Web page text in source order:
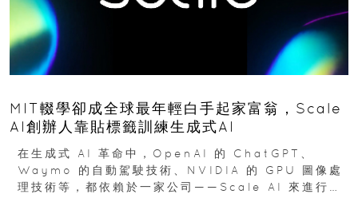
MIT輟學卻成全球最年輕白手起家富翁，Scale
AI創辦人靠貼標籤訓練生成式AI
在生成式 AI 革命中，OpenAI 的 ChatGPT、
Waymo 的自動駕駛技術、NVIDIA 的 GPU 圖像處
理技術等，都依賴於一家公司——Scale AI 來進行